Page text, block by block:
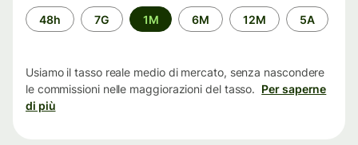
Periodo
di
48h 7G 1M 6M 12M 5A
Usiamo il tasso reale medio di mercato, senza nascondere
le commissioni nelle maggiorazioni del tasso. Per saperne
di più